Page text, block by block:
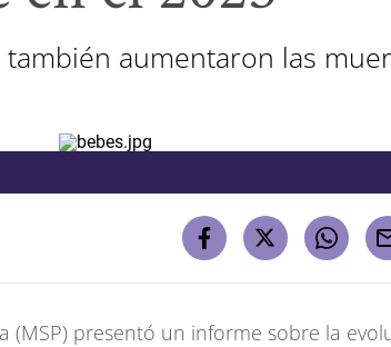
aumentaron las
(MSP) presentó un informe sobre la